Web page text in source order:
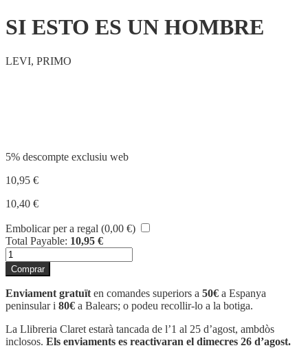
SI ESTO ES UN HOMBRE
LEVI, PRIMO
5% descompte exclusiu web
10,95 €
10,40 €
Embolicar per a regal (0,00 €)
Total Payable: 10,95 €
quantitat
de
SI
ESTO
ES
UN
HOMBRE
Comprar
Enviament gratuït en comandes superiors a 50€ a Espanya
peninsular i 80€ a Balears; o podeu recollir-lo a la botiga.
La Llibreria Claret estarà tancada de l’1 al 25 d’agost, ambdòs
inclosos. Els enviaments es reactivaran el dimecres 26 d’agost.